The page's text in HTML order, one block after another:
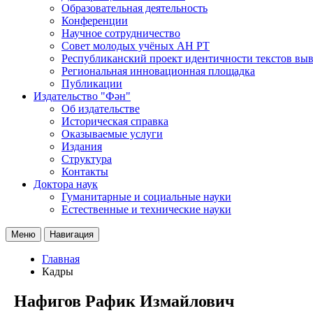
Образовательная деятельность
Конференции
Научное сотрудничество
Совет молодых учёных АН РТ
Республиканский проект идентичности текстов
Региональная инновационная площадка
Публикации
Издательство "Фән"
Об издательстве
Историческая справка
Оказываемые услуги
Издания
Структура
Контакты
Доктора наук
Гуманитарные и социальные науки
Естественные и технические науки
Меню Навигация
Главная
Кадры
Нафигов Рафик Измайлович